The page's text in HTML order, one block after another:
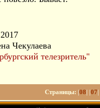
Чекулаева
телезритель"
Страницы: |08| |07